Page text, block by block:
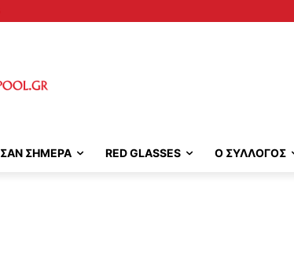
ΣΑΝ ΣΗΜΕΡΑ RED GLASSES Ο ΣΥΛΛΟΓΟΣ